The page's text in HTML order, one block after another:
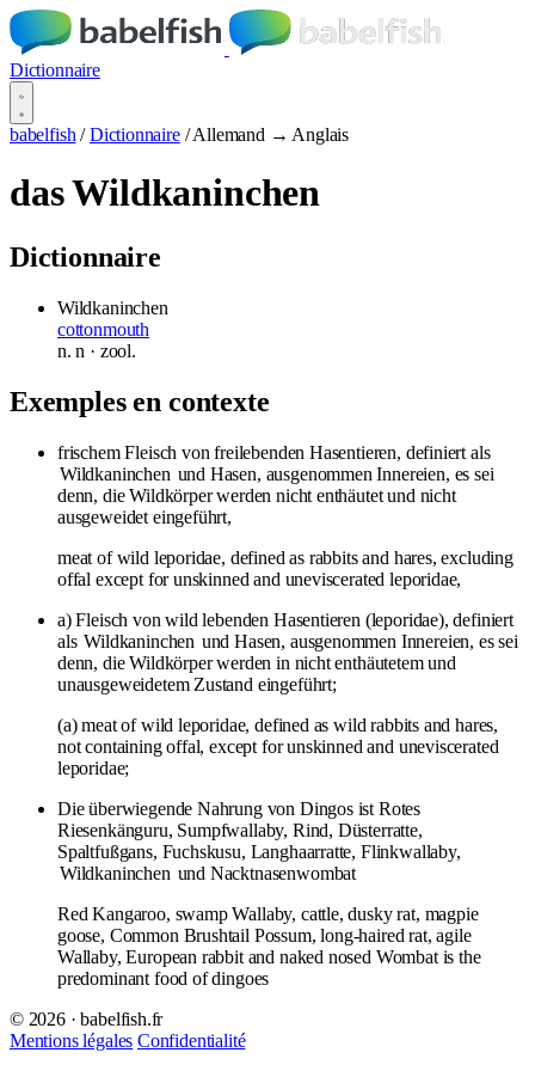
Dictionnaire
babelfish / Dictionnaire / Allemand → Anglais
das Wildkaninchen
Dictionnaire
Wildkaninchen
cottonmouth
n.n · zool.
Exemples en contexte
frischem Fleisch von freilebenden Hasentieren, definiert als
Wildkaninchen und Hasen, ausgenommen Innereien, es sei
denn, die Wildkörper werden nicht enthäutet und nicht
ausgeweidet eingeführt,
meat of wild leporidae, defined as rabbits and hares, excluding
offal except for unskinned and uneviscerated leporidae,
a) Fleisch von wild lebenden Hasentieren (leporidae), definiert
als Wildkaninchen und Hasen, ausgenommen Innereien, es sei
denn, die Wildkörper werden in nicht enthäutetem und
unausgeweidetem Zustand eingeführt;
(a) meat of wild leporidae, defined as wild rabbits and hares,
not containing offal, except for unskinned and uneviscerated
leporidae;
Die überwiegende Nahrung von Dingos ist Rotes
Riesenkänguru, Sumpfwallaby, Rind, Düsterratte,
Spaltfußgans, Fuchskusu, Langhaarratte, Flinkwallaby,
Wildkaninchen und Nacktnasenwombat
Red Kangaroo, swamp Wallaby, cattle, dusky rat, magpie
goose, Common Brushtail Possum, long-haired rat, agile
Wallaby, European rabbit and naked nosed Wombat is the
predominant food of dingoes
© 2026 · babelfish.fr
Mentions légales Confidentialité